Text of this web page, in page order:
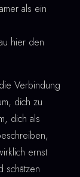
als ein
hier den
Verbindung
dich zu
dich als
ernst
schätzen